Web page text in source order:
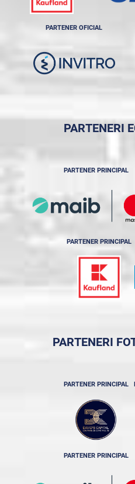
PARTENER OFICIAL
PARTENERI
PARTENER PRINCIPAL
PARTENER PRINCIPAL
PARTENERI
PARTENER PRINCIPAL
PARTENER PRINCIPAL